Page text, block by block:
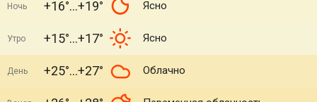
Ночь +16° +19° Ясно
Утро +15° +17° Ясно
День +25° +27° Облачно